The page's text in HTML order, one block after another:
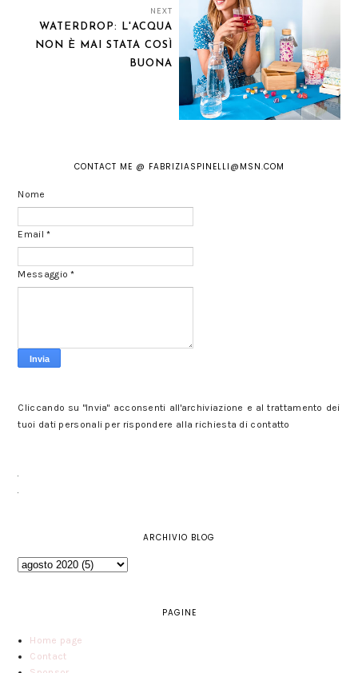
NEXT
WATERDROP: L'ACQUA
NON È MAI STATA COSÌ
BUONA
CONTACT ME @ FABRIZIASPINELLI@MSN.COM
Nome
Email*
Messaggio*
Cliccando su "Invia" acconsenti all'archiviazione e al trattamento dei
tuoi dati personali per rispondere alla richiesta di contatto
ARCHIVIO BLOG
PAGINE
Home page
Contact